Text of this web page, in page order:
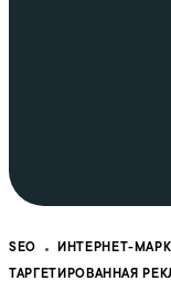
SEO ИНТЕРНЕТ-
ТАРГЕТИРОВАННАЯ